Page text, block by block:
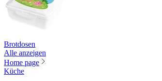
Brotdosen
Alle anzeigen
Home page
Küche